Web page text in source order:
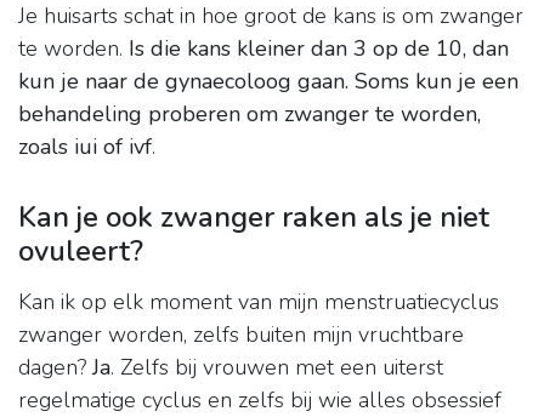
Je huisarts schat in hoe groot de kans is om zwanger
te worden. Is die kans kleiner dan 3 op de 10, dan
kun je naar de gynaecoloog gaan. Soms kun je een
behandeling proberen om zwanger te worden,
zoals iui of ivf.
Kan je ook zwanger raken als je niet
ovuleert?
Kan ik op elk moment van mijn menstruatiecyclus
zwanger worden, zelfs buiten mijn vruchtbare
dagen?Ja. Zelfs bij vrouwen met een uiterst
regelmatige cyclus en zelfs bij wie alles obsessief